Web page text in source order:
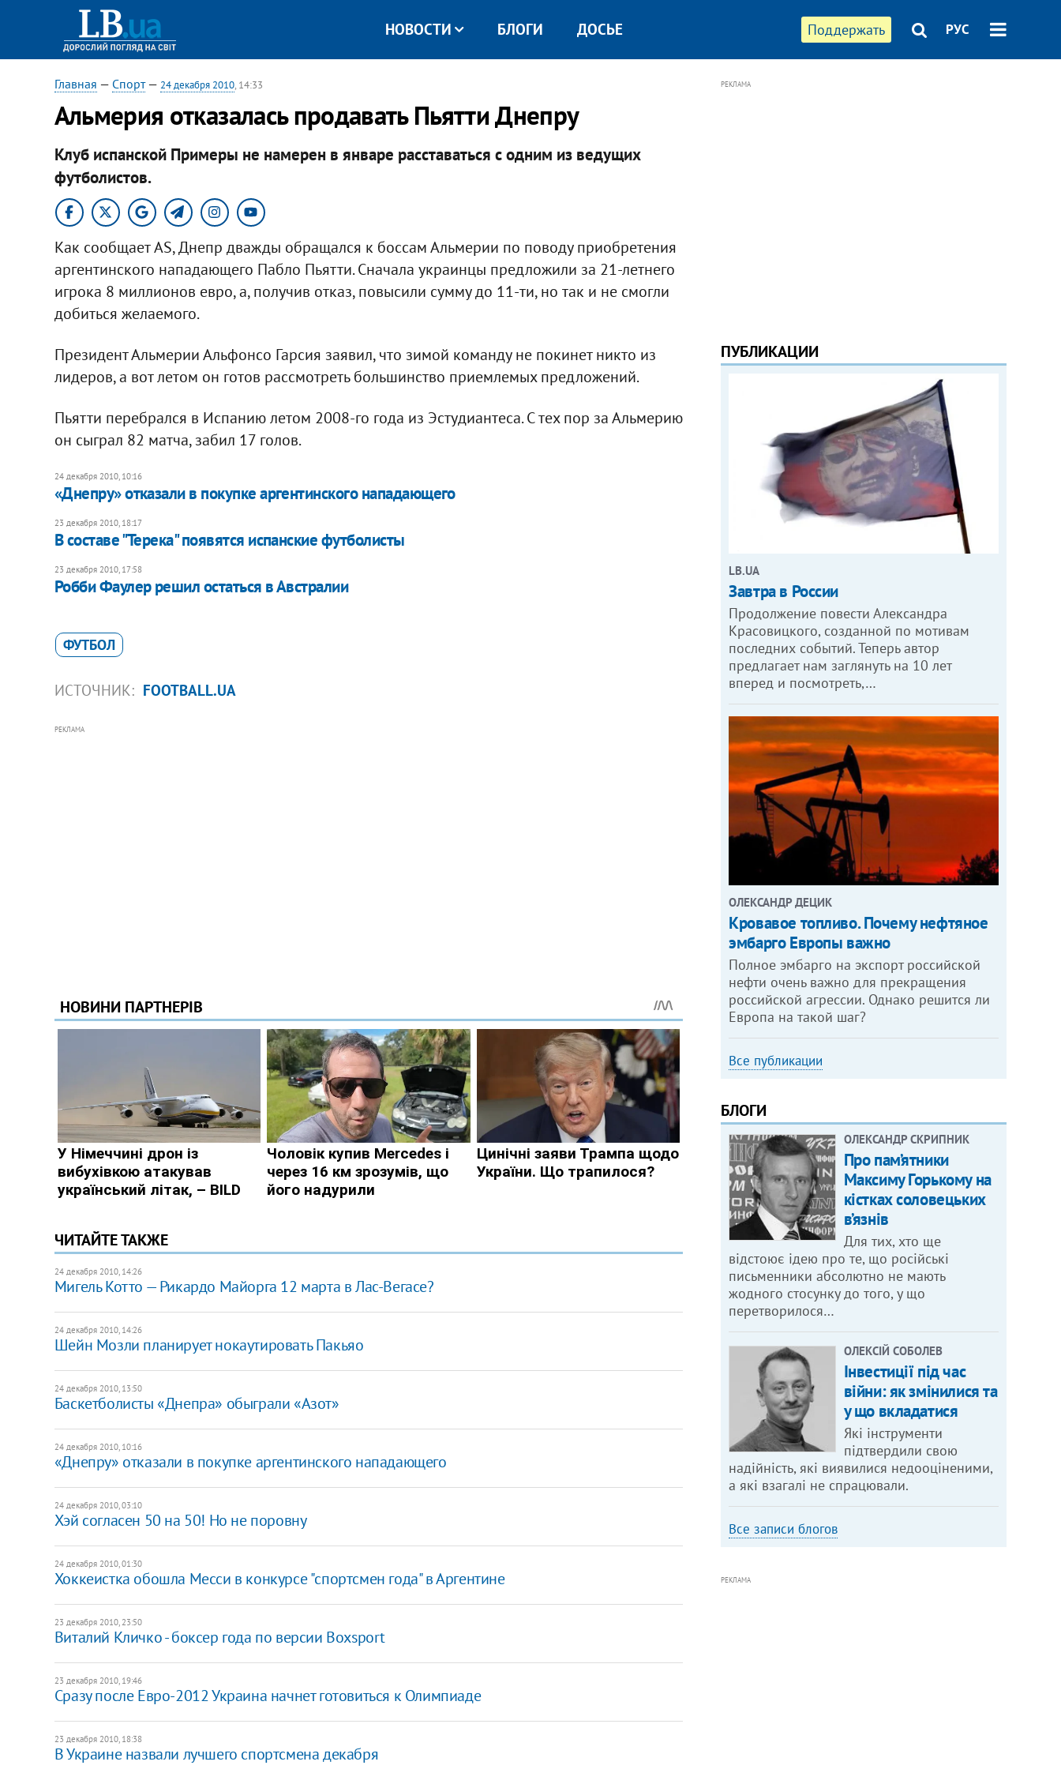
Поддержать РУС
НОВОСТИ БЛОГИ ДОСЬЕ
Главная — Спорт— 24 декабря 2010, 14:33
Альмерия отказалась продавать Пьятти Днепру
Клуб испанской Примеры не намерен в январе расставаться с одним из ведущих
футболистов.​
Как сообщает AS, Днепр дважды обращался к боссам Альмерии по поводу приобретения
аргентинского нападающего Пабло Пьятти. Сначала украинцы предложили за 21-летнего
игрока 8 миллионов евро, а, получив отказ, повысили сумму до 11-ти, но так и не смогли
добиться желаемого.
Президент Альмерии Альфонсо Гарсия заявил, что зимой команду не покинет никто из
лидеров, а вот летом он готов рассмотреть большинство приемлемых предложений.
Пьятти перебрался в Испанию летом 2008-го года из Эстудиантеса. С тех пор за Альмерию
он сыграл 82 матча, забил 17 голов.
24 декабря 2010, 10:16
«Днепру» отказали в покупке аргентинского нападающего
23 декабря 2010, 18:17
В составе "Терека" появятся испанские футболисты
23 декабря 2010, 17:58
Робби Фаулер решил остаться в Австралии
ФУТБОЛ
ИСТОЧНИК: FOOTBALL.UA
РЕКЛАМА
ЧИТАЙТЕ ТАКЖЕ
24 декабря 2010, 14:26
Мигель Котто — Рикардо Майорга 12 марта в Лас-Вегасе?
24 декабря 2010, 14:26
Шейн Мозли планирует нокаутировать Пакьяо
24 декабря 2010, 13:50
Баскетболисты «Днепра» обыграли «Азот»
24 декабря 2010, 10:16
«Днепру» отказали в покупке аргентинского нападающего
24 декабря 2010, 03:10
Хэй согласен 50 на 50! Но не поровну
24 декабря 2010, 01:30
Хоккеистка обошла Месси в конкурсе "спортсмен года" в Аргентине
23 декабря 2010, 23:50
Виталий Кличко - боксер года по версии Boxsport
23 декабря 2010, 19:46
Сразу после Евро-2012 Украина начнет готовиться к Олимпиаде
23 декабря 2010, 18:38
В Украине назвали лучшего спортсмена декабря
РЕКЛАМА
ПУБЛИКАЦИИ
LB.UA
Завтра в России
Продолжение повести Александра
Красовицкого, созданной по мотивам
последних событий. Теперь автор
предлагает нам заглянуть на 10 лет
вперед и посмотреть,…
ОЛЕКСАНДР ДЕЦИК
Кровавое топливо. Почему нефтяное
эмбарго Европы важно
Полное эмбарго на экспорт российской
нефти очень важно для прекращения
российской агрессии. Однако решится ли
Европа на такой шаг?
Все публикации
БЛОГИ
ОЛЕКСАНДР СКРИПНИК
Про пам’ятники
Максиму Горькому на
кістках соловецьких
в’язнів
Для тих, хто ще
відстоює ідею про те, що російські
письменники абсолютно не мають
жодного стосунку до того, у що
перетворилося…
ОЛЕКСІЙ СОБОЛЕВ
Інвестиції під час
війни: як змінилися та
у що вкладатися
Які інструменти
підтвердили свою
надійність, які виявилися недооціненими,
а які взагалі не спрацювали.
Все записи блогов
РЕКЛАМА